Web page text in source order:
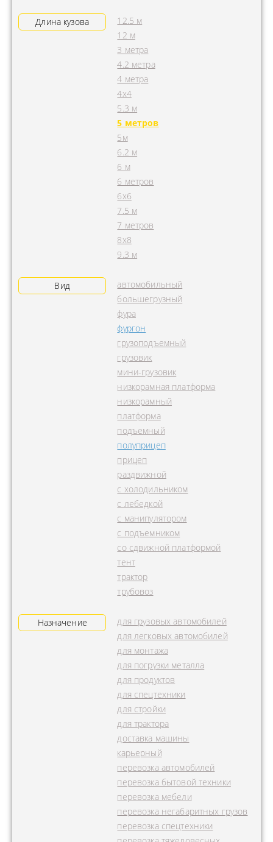
Длина кузова
12.5 м
12 м
3 метра
4.2 метра
4 метра
4x4
5.3 м
5 метров
5м
6.2 м
6 м
6 метров
6х6
7.5 м
7 метров
8х8
9.3 м
Вид
автомобильный
большегрузный
фура
фургон
грузоподъемный
грузовик
мини-грузовик
низкорамная платформа
низкорамный
платформа
подъемный
полуприцеп
прицеп
раздвижной
с холодильником
с лебедкой
с манипулятором
с подъемником
со сдвижной платформой
тент
трактор
трубовоз
Назначение
для грузовых автомобилей
для легковых автомобилей
для монтажа
для погрузки металла
для продуктов
для спецтехники
для стройки
для трактора
доставка машины
карьерный
перевозка автомобилей
перевозка бытовой техники
перевозка мебели
перевозка негабаритных грузов
перевозка спецтехники